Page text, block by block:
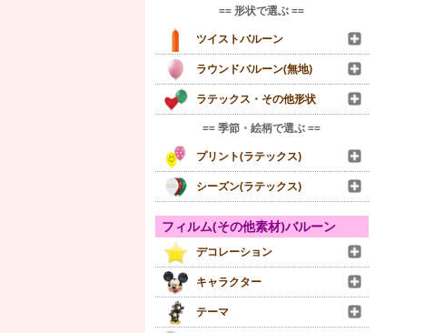
== 形状で選ぶ ==
ツイストバルーン
ラウンドバルーン(無地)
ラテックス・その他形状
== 季節・絵柄で選ぶ ==
プリント(ラテックス)
シーズン(ラテックス)
フィルム(その他素材)バルーン
デコレーション
キャラクター
テーマ